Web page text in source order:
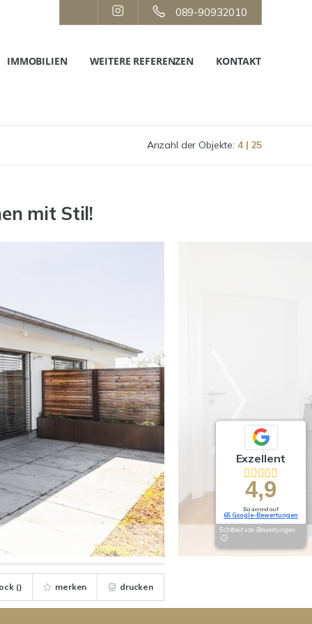
089-90932010
IMMOBILIEN WEITERE REFERENZEN KONTAKT
Anzahl der Objekte: 4 | 25
mit Stil!
() merken drucken
Exzellent
4,9
Basierend auf
65 Google-Bewertungen
Echtheit von Bewertungen